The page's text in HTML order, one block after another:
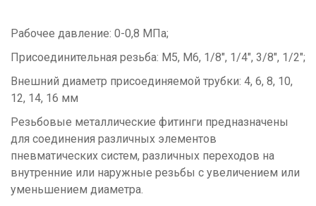
Рабочее давление: 0-0,8 МПа;
Присоединительная резьба: M5, М6, 1/8", 1/4", 3/8", 1/2";
Внешний диаметр присоединяемой трубки: 4, 6, 8, 10,
12, 14, 16 мм
Резьбовые металлические фитинги предназначены
для соединения различных элементов
пневматических систем, различных переходов на
внутренние или наружные резьбы с увеличением или
уменьшением диаметра.